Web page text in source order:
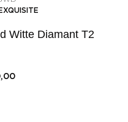
Witte Diamant T2